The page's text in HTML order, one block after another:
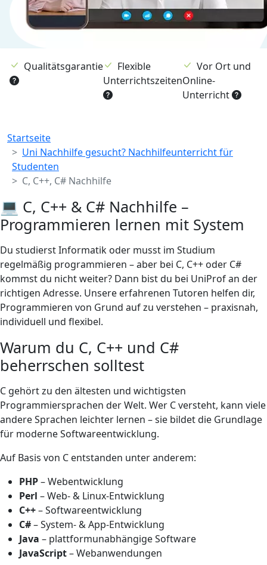
Qualitätsgarantie
Flexible
Unterrichtszeiten
Vor Ort und
Online-
Unterricht
Breadcrumb
Startseite
Uni Nachhilfe gesucht? Nachhilfeunterricht für
Studenten
C, C++, C# Nachhilfe
💻 C, C++ & C# Nachhilfe –
Programmieren lernen mit System
Du studierst Informatik oder musst im Studium
regelmäßig programmieren – aber bei C, C++ oder C#
kommst du nicht weiter? Dann bist du bei UniProf an der
richtigen Adresse. Unsere erfahrenen Tutoren helfen dir,
Programmieren von Grund auf zu verstehen – praxisnah,
individuell und flexibel.
Warum du C, C++ und C#
beherrschen solltest
C gehört zu den ältesten und wichtigsten
Programmiersprachen der Welt. Wer C versteht, kann viele
andere Sprachen leichter lernen – sie bildet die Grundlage
für moderne Softwareentwicklung.
Auf Basis von C entstanden unter anderem:
PHP– Webentwicklung
Perl – Web- & Linux-Entwicklung
C++– Softwareentwicklung
C#– System- & App-Entwicklung
Java – plattformunabhängige Software
JavaScript– Webanwendungen